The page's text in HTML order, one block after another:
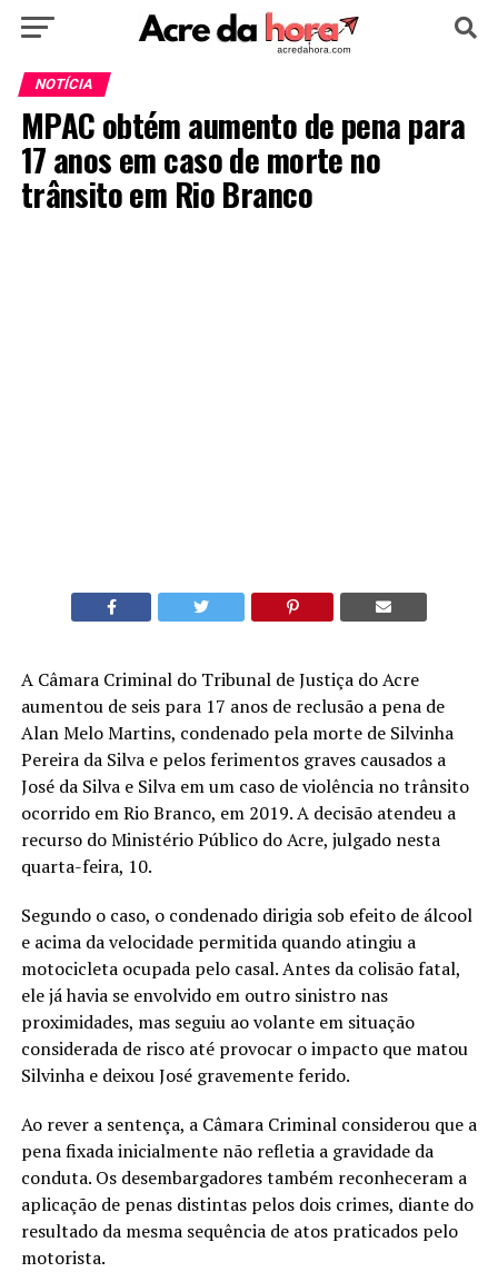
HOME
EDUCAÇÃO NOTÍCIA MUNDO
NOTÍCIA
MPAC obtém aumento de pena para
17 anos em caso de morte no
trânsito em Rio Branco
A Câmara Criminal do Tribunal de Justiça do Acre
aumentou de seis para 17 anos de reclusão a pena de
Alan Melo Martins, condenado pela morte de Silvinha
Pereira da Silva e pelos ferimentos graves causados a
José da Silva e Silva em um caso de violência no trânsito
ocorrido em Rio Branco, em 2019. A decisão atendeu a
recurso do Ministério Público do Acre, julgado nesta
quarta-feira, 10.
Segundo o caso, o condenado dirigia sob efeito de álcool
e acima da velocidade permitida quando atingiu a
motocicleta ocupada pelo casal. Antes da colisão fatal,
ele já havia se envolvido em outro sinistro nas
proximidades, mas seguiu ao volante em situação
considerada de risco até provocar o impacto que matou
Silvinha e deixou José gravemente ferido.
Ao rever a sentença, a Câmara Criminal considerou que a
pena fixada inicialmente não refletia a gravidade da
conduta. Os desembargadores também reconheceram a
aplicação de penas distintas pelos dois crimes, diante do
resultado da mesma sequência de atos praticados pelo
motorista.